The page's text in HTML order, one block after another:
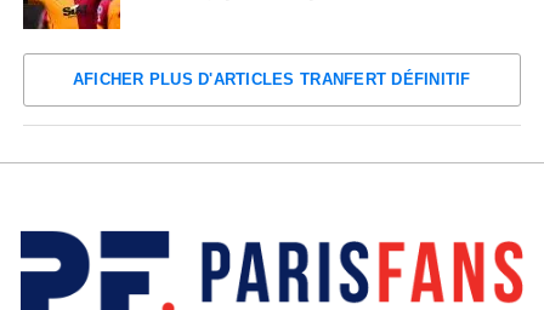
AFICHER PLUS D'ARTICLES TRANFERT DÉFINITIF